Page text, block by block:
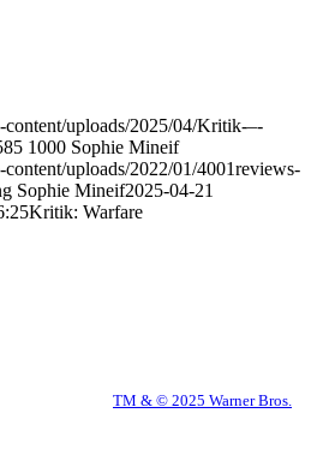
uploads/2025/04/Kritik-–-
1000 Sophie Mineif
uploads/2022/01/4001reviews-
Sophie Mineif2025-04-21
Kritik: Warfare
TM & © 2025 Warner Bros.